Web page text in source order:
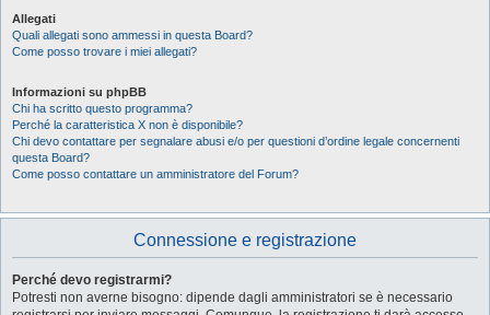
Allegati
Quali allegati sono ammessi in questa Board?
Come posso trovare i miei allegati?
Informazioni su phpBB
Chi ha scritto questo programma?
Perché la caratteristica X non è disponibile?
Chi devo contattare per segnalare abusi e/o per questioni d’ordine legale concernenti
questa Board?
Come posso contattare un amministratore del Forum?
Connessione e registrazione
Perché devo registrarmi?
Potresti non averne bisogno: dipende dagli amministratori se è necessario